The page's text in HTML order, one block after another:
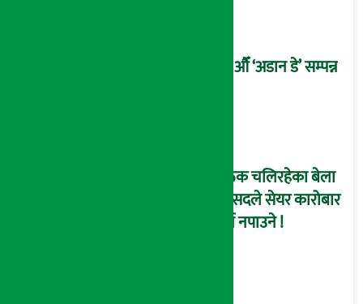
२१औँ ‘अडान डे’ सम्पन्न
बैठक चलिरहेका बेला
सांसदले सेयर कारोबार
गर्न नपाउने !